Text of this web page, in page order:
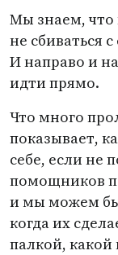
Мы знаем,
не сбиваться
И направо и
идти прямо.
Что много
показывает,
себе, если не
помощников
и мы можем
когда их
палкой, какой